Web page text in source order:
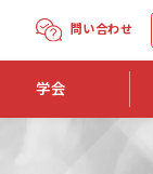
問い合わせ
学会